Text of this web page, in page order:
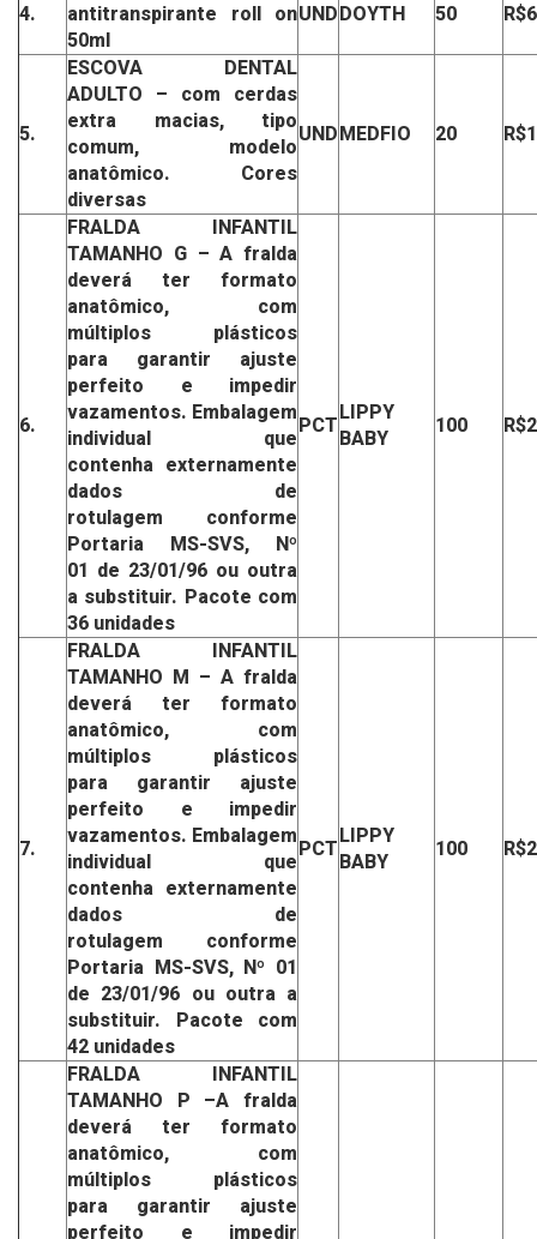
4.
antitranspirante roll on
50ml
UNDDOYTH 50
5.
ESCOVA DENTAL
ADULTO
– com cerdas
extra macias,
tipo
comum, modelo
anatômico.
Cores
diversas
UNDMEDFIO 20
6.
FRALDA INFANTIL
TAMANHO G – A fralda
deverá ter formato
anatômico,
com
múltiplos plásticos
para
garantir ajuste
perfeito
e impedir
vazamentos. Embalagem
individual que
contenha externamente
dados de
rotulagem
conforme
Portaria MS-SVS, Nº
01 de 23/01/96 ou outra
a substituir. Pacote com
36 unidades
PCT
LIPPY
BABY
100
7.
FRALDA INFANTIL
TAMANHO M – A fralda
deverá ter formato
anatômico,
com
múltiplos plásticos
para
garantir ajuste
perfeito
e impedir
vazamentos. Embalagem
individual que
contenha externamente
dados de
rotulagem
conforme
Portaria MS-SVS, Nº 01
de 23/01/96 ou outra a
substituir.
Pacote com
42 unidades
PCT
LIPPY
BABY
100
FRALDA INFANTIL
TAMANHO P
–A fralda
deverá ter formato
anatômico,
com
múltiplos plásticos
para
garantir ajuste
perfeito e
impedir